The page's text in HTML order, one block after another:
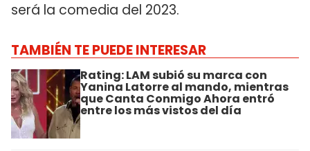
será la comedia del 2023.
TAMBIÉN TE PUEDE INTERESAR
Rating: LAM subió su marca con
Yanina Latorre al mando, mientras
que Canta Conmigo Ahora entró
entre los más vistos del día